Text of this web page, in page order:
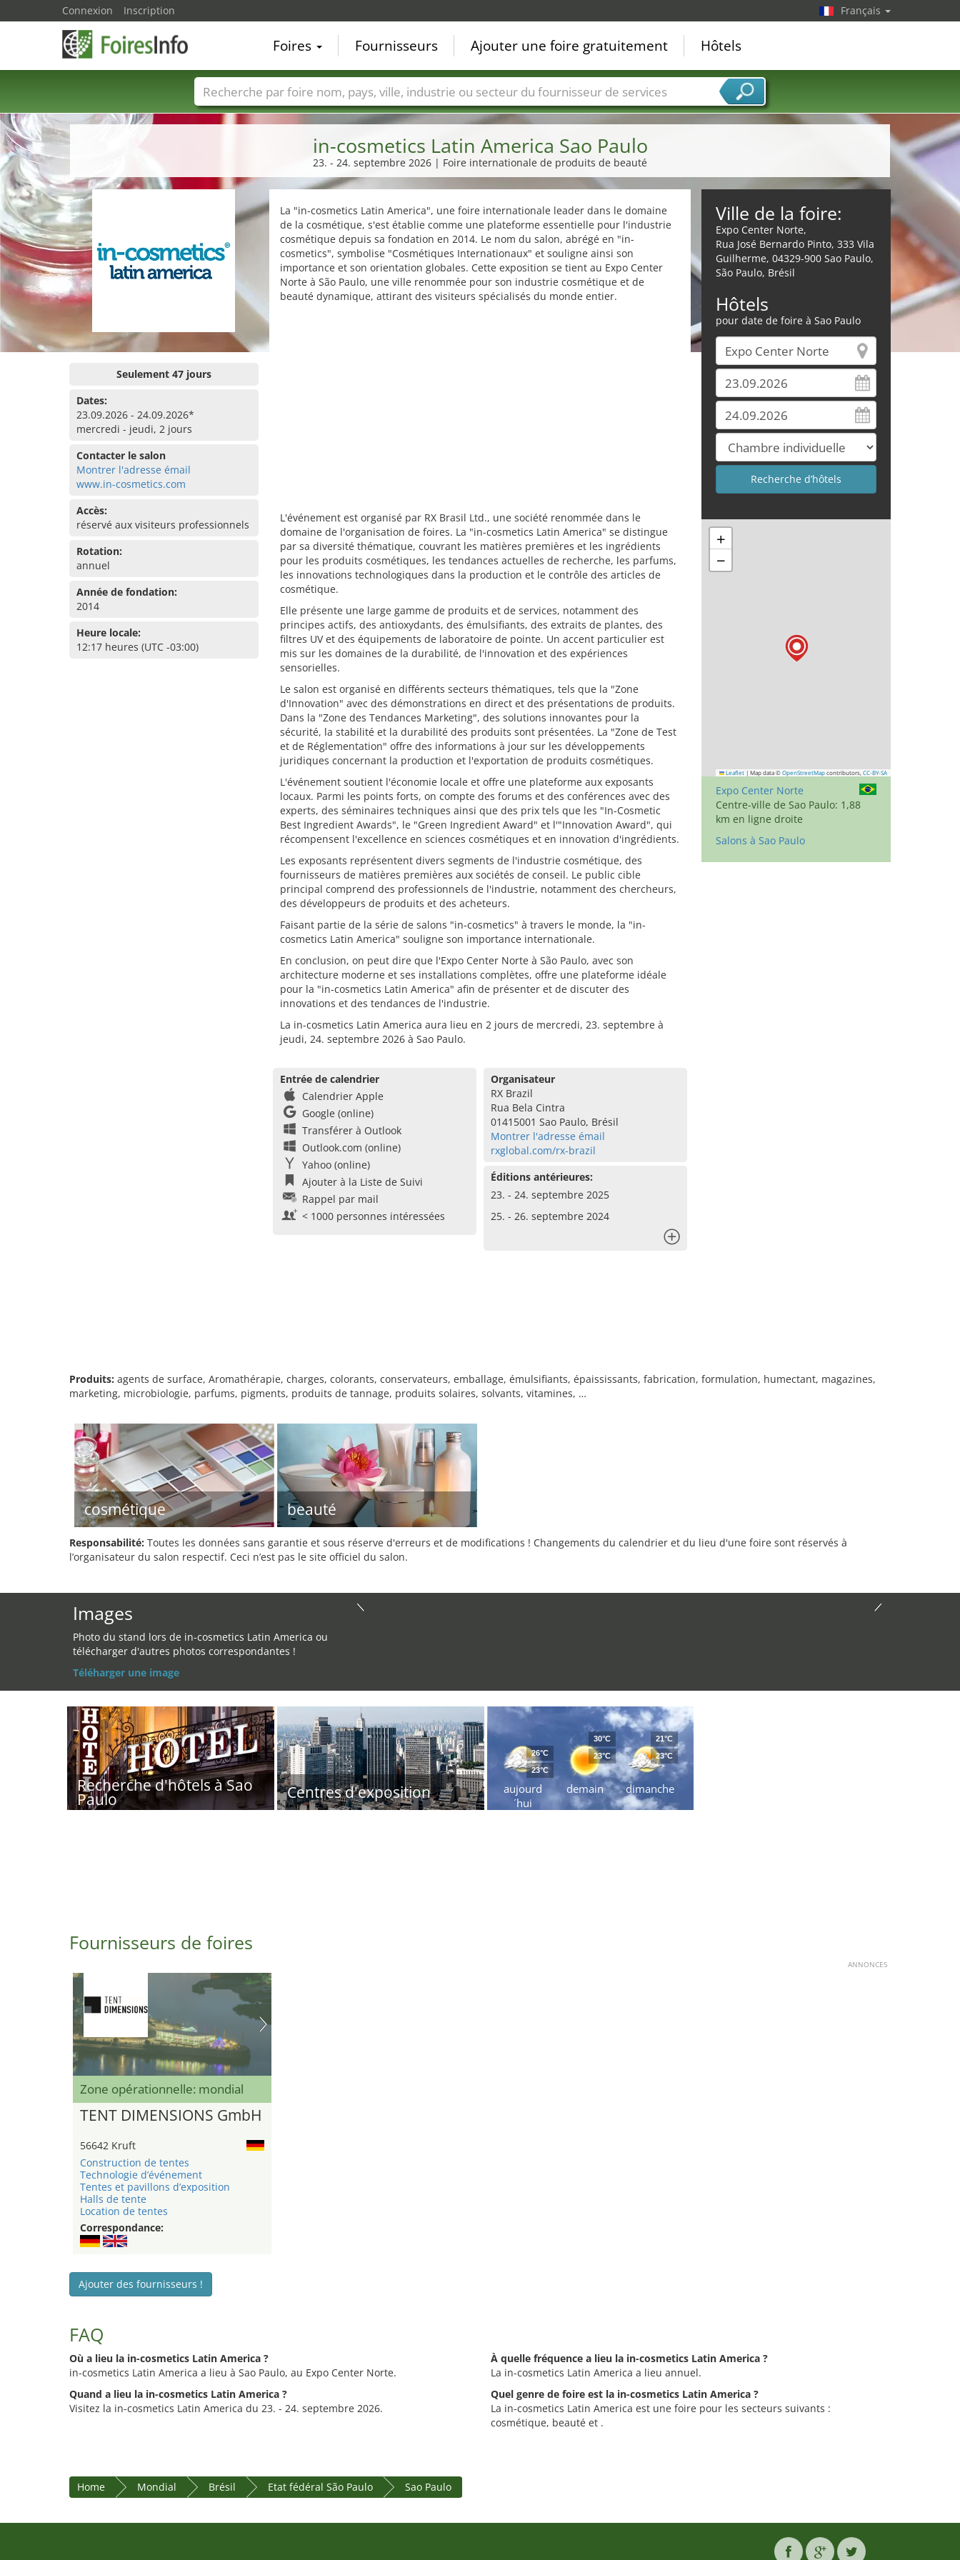
in-cosmetics Latin America Sao Paulo
23. - 24. septembre 2026 | Foire internationale de produits de beauté
Seulement 47 jours
Dates:
23.09.2026 - 24.09.2026*
mercredi - jeudi, 2 jours
Contacter le salon
Montrer l'adresse émail
www.in-cosmetics.com
Accès:
réservé aux visiteurs professionnels
Rotation:
annuel
Année de fondation:
2014
Heure locale:
12:17 heures (UTC -03:00)
La "in-cosmetics Latin America", une foire internationale leader dans le domaine
de la cosmétique, s'est établie comme une plateforme essentielle pour l'industrie
cosmétique depuis sa fondation en 2014. Le nom du salon, abrégé en "in-
cosmetics", symbolise "Cosmétiques Internationaux" et souligne ainsi son
importance et son orientation globales. Cette exposition se tient au Expo Center
Norte à São Paulo, une ville renommée pour son industrie cosmétique et de
beauté dynamique, attirant des visiteurs spécialisés du monde entier.
L'événement est organisé par RX Brasil Ltd., une société renommée dans le
domaine de l'organisation de foires. La "in-cosmetics Latin America" se distingue
par sa diversité thématique, couvrant les matières premières et les ingrédients
pour les produits cosmétiques, les tendances actuelles de recherche, les parfums,
les innovations technologiques dans la production et le contrôle des articles de
cosmétique.
Elle présente une large gamme de produits et de services, notamment des
principes actifs, des antioxydants, des émulsifiants, des extraits de plantes, des
filtres UV et des équipements de laboratoire de pointe. Un accent particulier est
mis sur les domaines de la durabilité, de l'innovation et des expériences
sensorielles.
Le salon est organisé en différents secteurs thématiques, tels que la "Zone
d'Innovation" avec des démonstrations en direct et des présentations de produits.
Dans la "Zone des Tendances Marketing", des solutions innovantes pour la
sécurité, la stabilité et la durabilité des produits sont présentées. La "Zone de Test
et de Réglementation" offre des informations à jour sur les développements
juridiques concernant la production et l'exportation de produits cosmétiques.
L'événement soutient l'économie locale et offre une plateforme aux exposants
locaux. Parmi les points forts, on compte des forums et des conférences avec des
experts, des séminaires techniques ainsi que des prix tels que les "In-Cosmetic
Best Ingredient Awards", le "Green Ingredient Award" et l'"Innovation Award", qui
récompensent l'excellence en sciences cosmétiques et en innovation d'ingrédients.
Les exposants représentent divers segments de l'industrie cosmétique, des
fournisseurs de matières premières aux sociétés de conseil. Le public cible
principal comprend des professionnels de l'industrie, notamment des chercheurs,
des développeurs de produits et des acheteurs.
Faisant partie de la série de salons "in-cosmetics" à travers le monde, la "in-
cosmetics Latin America" souligne son importance internationale.
En conclusion, on peut dire que l'Expo Center Norte à São Paulo, avec son
architecture moderne et ses installations complètes, offre une plateforme idéale
pour la "in-cosmetics Latin America" afin de présenter et de discuter des
innovations et des tendances de l'industrie.
La in-cosmetics Latin America aura lieu en 2 jours de mercredi, 23. septembre à
jeudi, 24. septembre 2026 à Sao Paulo.
Entrée de calendrier
Calendrier Apple
Google (online)
Transférer à Outlook
Outlook.com (online)
Yahoo (online)
Ajouter à la Liste de Suivi
Rappel par mail
< 1000 personnes intéressées
Organisateur
RX Brazil
Rua Bela Cintra
01415001 Sao Paulo, Brésil
Montrer l'adresse émail
rxglobal.com/rx-brazil
Éditions antérieures:
23. - 24. septembre 2025
25. - 26. septembre 2024
Ville de la foire:
Expo Center Norte,
Rua José Bernardo Pinto, 333 Vila
Guilherme, 04329-900 Sao Paulo,
São Paulo, Brésil
Hôtels
pour date de foire à Sao Paulo
+
−
Leaflet | Map data © OpenStreetMap contributors, CC-BY-SA
Expo Center Norte
Centre-ville de Sao Paulo: 1,88
km en ligne droite
Salons à Sao Paulo
Produits: agents de surface, Aromathérapie, charges, colorants, conservateurs, emballage, émulsifiants, épaississants, fabrication, formulation, humectant, magazines,
marketing, microbiologie, parfums, pigments, produits de tannage, produits solaires, solvants, vitamines, …
cosmétique beauté
Responsabilité: Toutes les données sans garantie et sous réserve d'erreurs et de modifications ! Changements du calendrier et du lieu d'une foire sont réservés à
l’organisateur du salon respectif. Ceci n’est pas le site officiel du salon.
Images
Photo du stand lors de in-cosmetics Latin America ou
télécharger d'autres photos correspondantes !
Téléharger une image
Recherche d'hôtels à Sao
Paulo Centres d'exposition
aujourd
´hui
26°C
23°C
demain
30°C
23°C
dimanche
21°C
23°C
Fournisseurs de foires
ANNONCES
Zone opérationnelle: mondial
TENT DIMENSIONS GmbH
56642 Kruft
Construction de tentes
Technologie d’événement
Tentes et pavillons d’exposition
Halls de tente
Location de tentes
Correspondance:
Ajouter des fournisseurs !
FAQ
Où a lieu la in-cosmetics Latin America ?
in-cosmetics Latin America a lieu à Sao Paulo, au Expo Center Norte.
Quand a lieu la in-cosmetics Latin America ?
Visitez la in-cosmetics Latin America du 23. - 24. septembre 2026.
À quelle fréquence a lieu la in-cosmetics Latin America ?
La in-cosmetics Latin America a lieu annuel.
Quel genre de foire est la in-cosmetics Latin America ?
La in-cosmetics Latin America est une foire pour les secteurs suivants :
cosmétique, beauté et .
Home Mondial Brésil Etat fédéral São Paulo Sao Paulo
Connexion Inscription Français
Foires Fournisseurs Ajouter une foire gratuitement Hôtels
Foire noms Pays Villes Secteurs de foire Secteurs du fournisseur de services